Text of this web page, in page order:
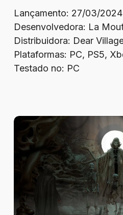
Lançamento: 27/03/2024
Desenvolvedora: La
Distribuidora: Dear
Plataformas: PC, PS5,
Testado no: PC
Review
Tormentum